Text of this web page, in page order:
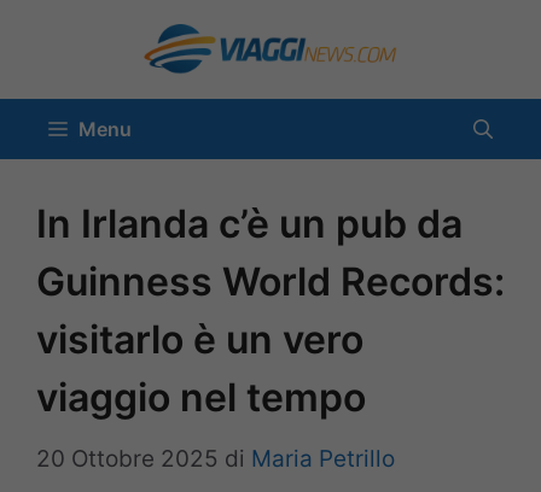
contenuto
Menu
In Irlanda c’è un pub da
Guinness World Records:
visitarlo è un vero
viaggio nel tempo
20 Ottobre 2025 di Maria Petrillo